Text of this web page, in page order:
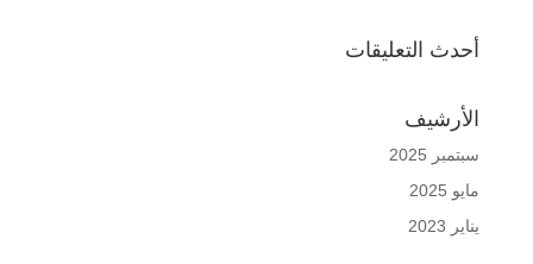
أحدث التعليقات
الأرشيف
سبتمبر 2025
مايو 2025
يناير 2023